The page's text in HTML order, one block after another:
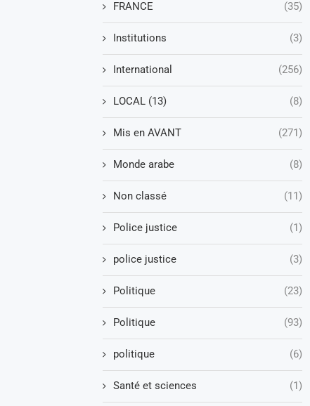
FRANCE (35)
Institutions (3)
International (256)
LOCAL (13) (8)
Mis en AVANT (271)
Monde arabe (8)
Non classé (11)
Police justice (1)
police justice (3)
Politique (23)
Politique (93)
politique (6)
Santé et sciences (1)